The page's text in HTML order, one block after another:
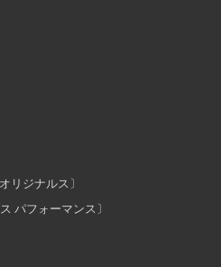
リジナルス〕
パフォーマンス〕